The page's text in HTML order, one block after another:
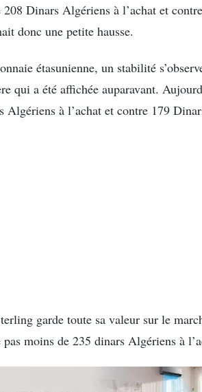
208 Dinars Algériens à l’achat et
donc une petite hausse.
étasunienne, un stabilité
qui a été affichée auparavant.
Algériens à l’achat et contre 179
garde toute sa valeur sur le
moins de 235 dinars Algériens à